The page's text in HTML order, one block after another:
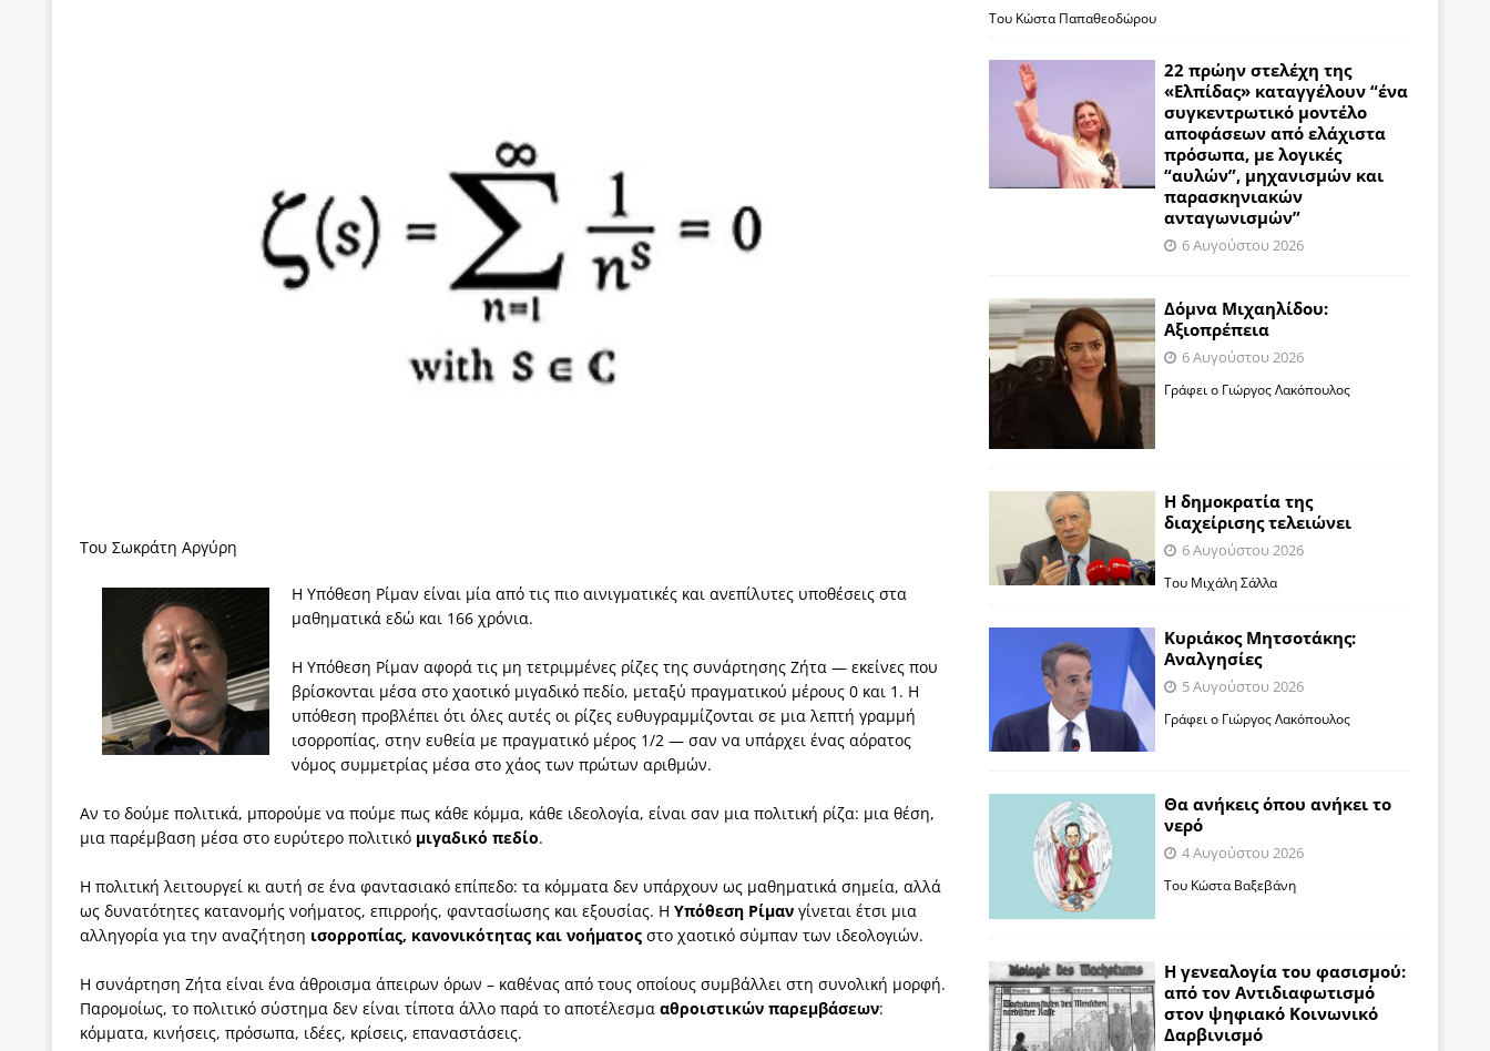
22 πρώην στελέχη της «Ελπίδας» καταγγέλουν “ένα συγκεντρωτικό μοντέλο αποφάσεων από
ελάχιστα πρόσωπα, με λογικές “αυλών”, μηχανισμών και παρασκηνιακών ανταγωνισμών”
[ 6 Αυγούστου 2026 ]
Δόμνα Μιχαηλίδου: Αξιοπρέπεια
ΠΡΟΒΟΛΕΣ
[ 6 Αυγούστου 2026 ]
Η δημοκρατία της διαχείρισης τελειώνει
ΠΑΡΕΜΒΑΣΕΙΣ
[ 5 Αυγούστου 2026 ]
Κυριάκος Μητσοτάκης: Αναλγησίες
ΠΡΟΒΟΛΕΣ
Θα ανήκεις όπου ανήκει το νερό
Η γενεαλογία του φασισμού: από τον Αντιδιαφωτισμό στον ψηφιακό Κοινωνικό Δαρβινισμό
[ 4 Αυγούστου 2026 ]
[ 4 Αυγούστου 2026 ] Κώστας Τσουκαλάς: Αντιπολίτευση
ΠΡΟΒΟΛΕΣ
[ 4 Αυγούστου 2026 ]
Ο Ιωάννης Μεταξάς και η 4η Αυγούστου: Πώς ένας αποτυχημένος κοινοβουλευτικός έγινε
δικτάτορας
ΕΠΙΛΟΓΕΣ
[ 3 Αυγούστου 2026 ]
Η ελευθεροτυπία δεν απειλείται και δεν εκβιάζεται
ΠΑΡΕΜΒΑΣΕΙΣ
[ 3 Αυγούστου 2026 ] ΠΑΣΟΚ ή ΕΛ.ΑΣ.; Γιατί η μάχη της δεύτερης θέσης είναι (πολύ) ανοιχτή ακόμη. Προς αναμέτρηση
Του Σωκράτη Αργύρη
Η Υπόθεση Ρίμαν είναι μία από τις πιο αινιγματικές και ανεπίλυτες υποθέσεις στα
μαθηματικά εδώ και 166 χρόνια.
Η Υπόθεση Ρίμαν αφορά τις μη τετριμμένες ρίζες της συνάρτησης Ζήτα — εκείνες που
βρίσκονται μέσα στο χαοτικό μιγαδικό πεδίο, μεταξύ πραγματικού μέρους 0 και 1. Η
υπόθεση προβλέπει ότι όλες αυτές οι ρίζες ευθυγραμμίζονται σε μια λεπτή γραμμή
ισορροπίας, στην ευθεία με πραγματικό μέρος 1/2 — σαν να υπάρχει ένας αόρατος
νόμος συμμετρίας μέσα στο χάος των πρώτων αριθμών.
Αν το δούμε πολιτικά, μπορούμε να πούμε πως κάθε κόμμα, κάθε ιδεολογία, είναι σαν μια πολιτική ρίζα: μια θέση,
μια παρέμβαση μέσα στο ευρύτερο πολιτικό μιγαδικό πεδίο.
Η πολιτική λειτουργεί κι αυτή σε ένα φαντασιακό επίπεδο: τα κόμματα δεν υπάρχουν ως μαθηματικά σημεία, αλλά
ως δυνατότητες κατανομής νοήματος, επιρροής, φαντασίωσης και εξουσίας. Η Υπόθεση Ρίμαν γίνεται έτσι μια
αλληγορία για την αναζήτηση ισορροπίας, κανονικότητας και νοήματος στο χαοτικό σύμπαν των ιδεολογιών.
Η συνάρτηση Ζήτα είναι ένα άθροισμα άπειρων όρων – καθένας από τους οποίους συμβάλλει στη συνολική μορφή.
Παρομοίως, το πολιτικό σύστημα δεν είναι τίποτα άλλο παρά το αποτέλεσμα αθροιστικών παρεμβάσεων:
κόμματα, κινήσεις, πρόσωπα, ιδέες, κρίσεις, επαναστάσεις.
Του Κώστα Παπαθεοδώρου
22 πρώην στελέχη της
«Ελπίδας» καταγγέλουν “ένα
συγκεντρωτικό μοντέλο
αποφάσεων από ελάχιστα
πρόσωπα, με λογικές
“αυλών”, μηχανισμών και
παρασκηνιακών
ανταγωνισμών”
6 Αυγούστου 2026
Δόμνα Μιχαηλίδου:
Αξιοπρέπεια
6 Αυγούστου 2026
Γράφει ο Γιώργος Λακόπουλος
Η δημοκρατία της
διαχείρισης τελειώνει
6 Αυγούστου 2026
Του Μιχάλη Σάλλα
Κυριάκος Μητσοτάκης:
Αναλγησίες
5 Αυγούστου 2026
Γράφει ο Γιώργος Λακόπουλος
Θα ανήκεις όπου ανήκει το
νερό
4 Αυγούστου 2026
Του Κώστα Βαξεβάνη
Η γενεαλογία του φασισμού:
από τον Αντιδιαφωτισμό
στον ψηφιακό Κοινωνικό
Δαρβινισμό